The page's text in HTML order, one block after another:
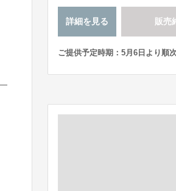
詳細を見る 販売
ご提供予定時期：5月6日より順